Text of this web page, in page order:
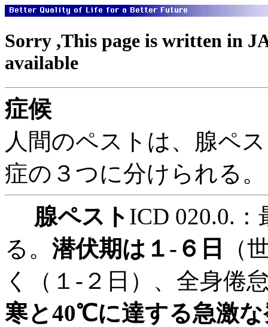
Sorry ,This page is written in
available
症候
人間のペストは、腺ペ
症の３つに分けられる。
腺ペスト ICD 020.0.
る。 潜伏期は１-６日
（
く（１-２日）、全身倦
寒と40℃に達する急激な